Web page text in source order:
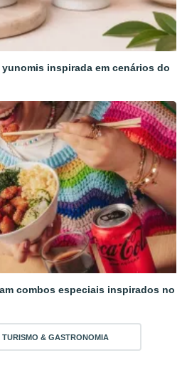
inspirada em cenários do
combos especiais inspirados no
TURISMO & GASTRONOMIA